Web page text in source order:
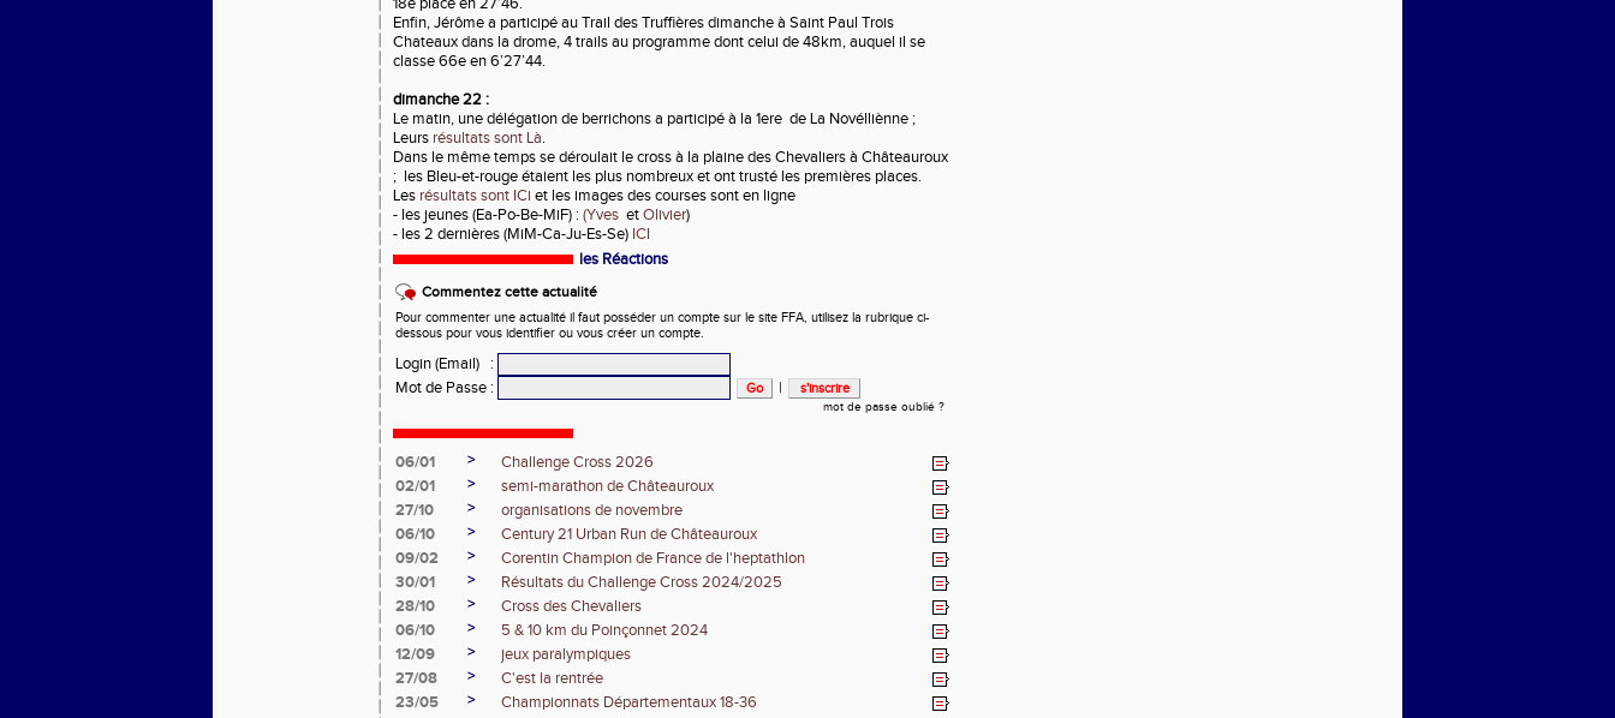
Enfin, Jérôme a participé au Trail des Truffières dimanche à Saint Paul Trois
Chateaux dans la drome, 4 trails au programme dont celui de 48km, auquel il se
classe 66e en 6’27’44.
dimanche 22 :
Le matin, une délégation de berrichons a participé à la 1ere de La Novélliènne ;
Leurs résultats sont Là.
Dans le même temps se déroulait le cross à la plaine des Chevaliers à Châteauroux
; les Bleu-et-rouge étaient les plus nombreux et ont trusté les premières places.
Les résultats sont ICi et les images des courses sont en ligne
- les jeunes (Ea-Po-Be-MiF) : (Yves etOlivier)
- les 2 dernières (MiM-Ca-Ju-Es-Se) ICI
les Réactions
Commentez cette actualité
Pour commenter une actualité il faut posséder un compte sur le site FFA, utilisez la rubrique ci-
dessous pour vous identifier ou vous créer un compte.
Login (Email)
:
Mot de Passe : |
mot de passe oublié ?
06/01 >
Challenge Cross 2026
02/01
>
semi-marathon de Châteauroux
27/10
>
organisations de novembre
06/10
>
Century 21 Urban Run de Châteauroux
09/02
>
Corentin Champion de France de l'heptathlon
30/01
>
Résultats du Challenge Cross 2024/2025
28/10
>
Cross des Chevaliers
06/10
>
5 & 10 km du Poinçonnet 2024
12/09
>
jeux paralympiques
27/08
>
C'est la rentrée
23/05
>
Championnats Départementaux 18-36